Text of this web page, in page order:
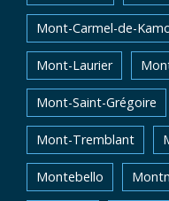
Mont-Carmel-de-
Mont-Laurier
Mont-Saint-Grégoire
Mont-Tremblant
Montebello